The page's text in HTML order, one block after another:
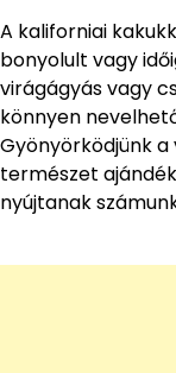
A kaliforniai
bonyolult vagy
virágágyás vagy
könnyen
Gyönyörködjünk
természet
nyújtanak